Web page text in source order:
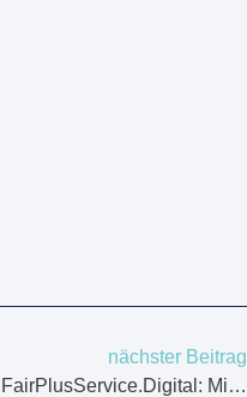
nächster Beitrag
Einladung Zur Veranstaltung FairPlusService.Digital: Mit KI Mitarbeiter*innen Stärken